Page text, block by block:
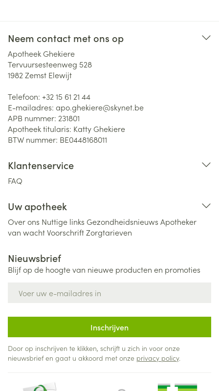
Neem contact met ons op
Apotheek Ghekiere
Tervuursesteenweg 528
1982 Zemst Elewijt
Telefoon: +32 15 61 21 44
E-mailadres: apo.ghekiere@skynet.be
APB nummer: 231801
Apotheek titularis: Katty Ghekiere
BTW nummer: BE0448168011
Klantenservice
FAQ
Uw apotheek
Over ons Nuttige links Gezondheidsnieuws Apotheker
van wachtVoorschriftZorgtarieven
Nieuwsbrief
Blijf op de hoogte van nieuwe producten en promoties
Inschrijven
Door op inschrijven te klikken, schrijft u zich in voor onze
nieuwsbrief en gaat u akkoord met onze privacy policy.